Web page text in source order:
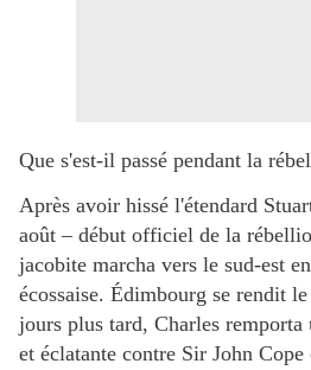
Que s'est-il passé pendant la
Après avoir hissé l'étendard
août – début officiel de la
jacobite marcha vers le sud-est
écossaise. Édimbourg se rendit
jours plus tard, Charles
et éclatante contre Sir John Cope